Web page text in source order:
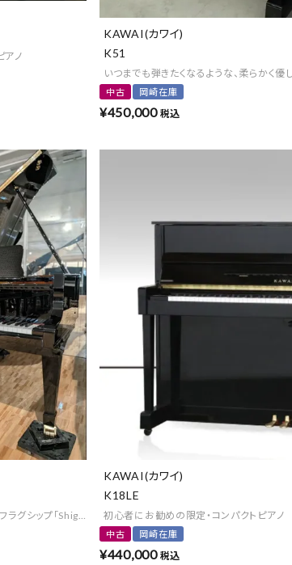
アノ
KAWAI(カワイ)
K51
いつまでも弾きたくなるような、柔らかく
中古 岡崎在庫
¥450,000 税込
ラグシップ「Shigeru Kawai」
KAWAI(カワイ)
K18LE
初心者にお勧めの限定・コンパクトピアノ
中古 岡崎在庫
¥440,000 税込